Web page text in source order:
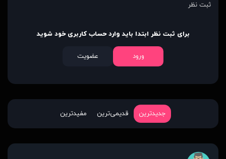
ثبت نظر
برای ثبت نظر ابتدا باید وارد حساب کاربری خود شوید
ورود عضویت
جدیدترین قدیمی‌ترین مفیدترین